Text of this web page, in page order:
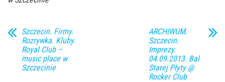
Szczecin. Firmy.
Rozrywka. Kluby.
Royal Club –
music place w
Szczecinie
ARCHIWUM.
Szczecin.
Imprezy.
04.09.2013. Bal
Starej Płyty @
Rocker Club